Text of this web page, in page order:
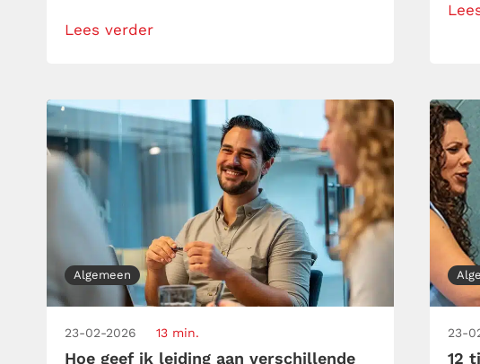
maar hij wandelde ook regelmatig door
elk bewijsstuk van een zaak zorgvuldig
is opgeborgen en waarmee de detective
[…]
Lees verder
Algemeen
23-02-2026 13 min.
Hoe geef ik leiding aan verschillende
23-
12